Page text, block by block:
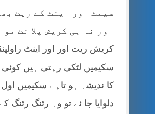
سیمٹ اور اینٹ کے ریٹ
اور نہ ہی کریش پلا نٹ
کریش ریت اور اور اینٹ
سکیمیں لٹکی رہتی ہیں
کا ندیشہ ہو تاہے سکیمیں
دلوایا جا ئے تو وہ رئنگ